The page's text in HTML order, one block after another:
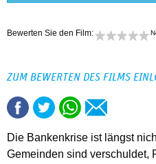
Bewerten Sie den Film:
ZUM BEWERTEN DES FILMS
Die Bankenkrise ist längst
Gemeinden sind verschuldet,